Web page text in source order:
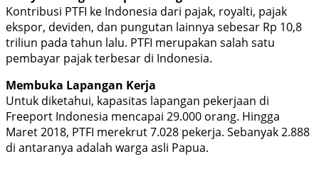
Kontribusi PTFI ke Indonesia dari pajak, royalti, pajak
ekspor, deviden, dan pungutan lainnya sebesar Rp 10,8
triliun pada tahun lalu. PTFI merupakan salah satu
pembayar pajak terbesar di Indonesia.
Membuka Lapangan Kerja
Untuk diketahui, kapasitas lapangan pekerjaan di
Freeport Indonesia mencapai 29.000 orang. Hingga
Maret 2018, PTFI merekrut 7.028 pekerja. Sebanyak 2.888
di antaranya adalah warga asli Papua.